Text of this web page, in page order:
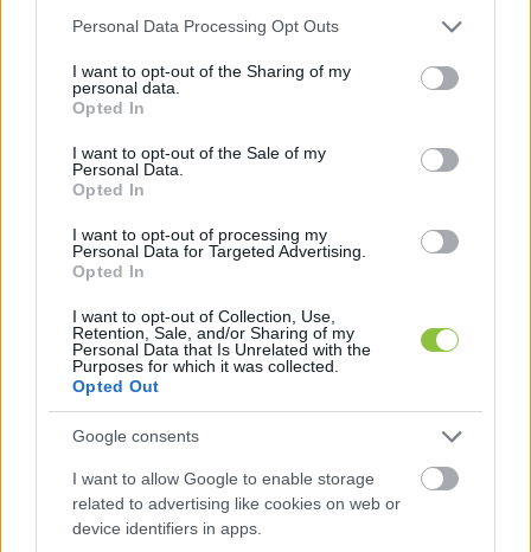
Please note that this website/app uses one or more Google
not limited to your visit or usage behaviour. You may click to
grant or deny consent to Google and its third-party tags to
use your data for below specified purposes in below Google
consent section.
Personal Data Processing Opt Outs
I want to opt-out of the Sharing of my
personal data.
Opted In
I want to opt-out of the Sale of my
Personal Data.
Opted In
I want to opt-out of processing my
Personal Data for Targeted Advertising.
Opted In
I want to opt-out of Collection, Use,
Retention, Sale, and/or Sharing of my
Personal Data that Is Unrelated with the
Purposes for which it was collected.
Opted Out
Google consents
I want to allow Google to enable storage
related to advertising like cookies on web or
device identifiers in apps.
akkor a mozgóurna iránti kérelmet
átjelentkezési kérelemnek
is kell tekinteni.
A mozgóurna igényléséhez kérelmet kell
benyújtani, ez elektronikus úton, személyesen,
úton is megtehető.
Elektronikus úton: elektronikus azonosítással
vagy elektronikus azonosítás nélkül – a
www.magyarorszag.hu honlapon elérhető
ide kattintva.